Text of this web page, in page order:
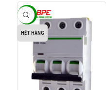
-40%
HẾT HÀNG
KINH
KINH
KINH